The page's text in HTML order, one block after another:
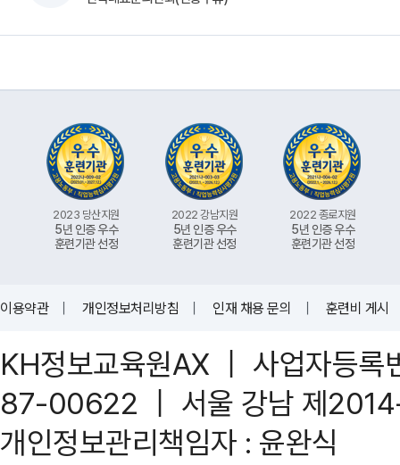
2023 당산지원
5년 인증 우수
훈련기관 선정
2022 강남지원
5년 인증 우수
훈련기관 선정
2022 종로지원
5년 인증 우수
훈련기관 선정
이용약관 개인정보처리방침 인재 채용 문의 훈련비 게시
KH정보교육원AX ｜ 사업자등
87-00622 ｜ 서울 강남 제
개인정보관리책임자 : 윤완식